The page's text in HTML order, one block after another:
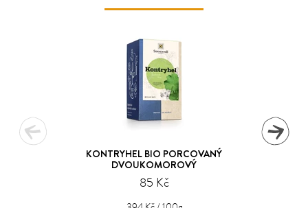
KONTRYHEL BIO PORCOVANÝ
DVOUKOMOROVÝ
85 Kč